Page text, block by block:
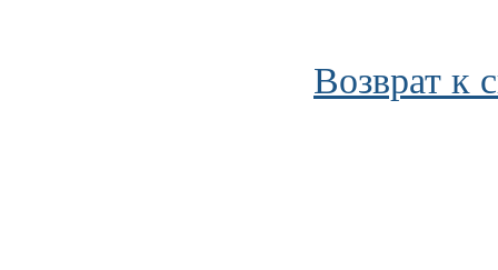
Возврат к